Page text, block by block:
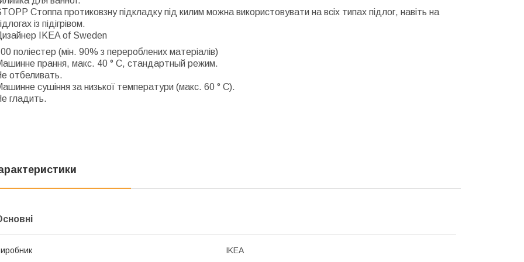
Стоппа протиковзну підкладку під килим можна використовувати на всіх типах підлог, навіть на
із підігрівом.
IKEA of Sweden
поліестер (мін. 90% з перероблених матеріалів)
прання, макс. 40 ° C, стандартный режим.
отбеливать.
сушіння за низької температури (макс. 60 ° C).
гладить.
IKEA